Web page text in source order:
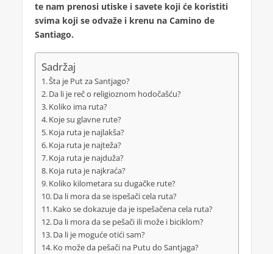
te nam prenosi utiske i savete koji će koristiti
svima koji se odvaže i krenu na Camino de
Santiago.
Sadržaj
Šta je Put za Santjago?
Da li je reč o religioznom hodočašću?
Koliko ima ruta?
Koje su glavne rute?
Koja ruta je najlakša?
Koja ruta je najteža?
Koja ruta je najduža?
Koja ruta je najkraća?
Koliko kilometara su dugačke rute?
Da li mora da se ispešači cela ruta?
Kako se dokazuje da je ispešačena cela ruta?
Da li mora da se pešači ili može i biciklom?
Da li je moguće otići sam?
Ko može da pešači na Putu do Santjaga?